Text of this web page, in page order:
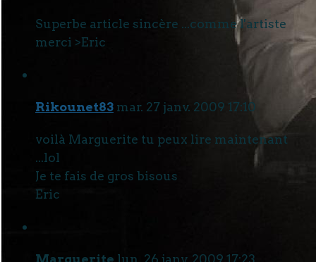
Superbe article sincère ...comme l'artiste
merci >Eric
Rikounet83 mar. 27 janv. 2009 17:10
voilà Marguerite tu peux lire maintenant
...lol
Je te fais de gros bisous
Eric
Marguerite lun. 26 janv. 2009 17:23